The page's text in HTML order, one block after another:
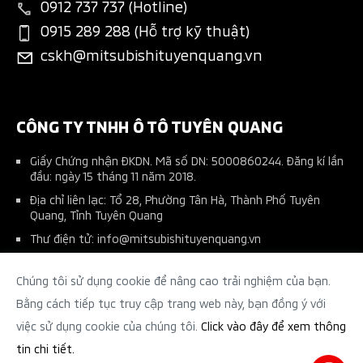
All-New Triton
Pajero Sport
Đăng ký lái thử
Phụ kiện chính hãng
Ứng dụng Mitsubishi Connect+
Tin tuyển dụng
0912 737 737 (Hotline)
0915 289 288 (Hỗ trợ kỹ thuật)
cskh@mitsubishituyenquang.vn
CÔNG TY TNHH Ô TÔ TUYÊN QUANG
Giấy Chứng nhận ĐKDN. Mã số DN: 5000860244. Đăng kí lần
đầu: ngày 15 tháng 11 năm 2018.
Địa chỉ liên lạc: Tổ 28, Phường Tân Hà, Thành Phố Tuyên
Quang, Tỉnh Tuyên Quang
Thư điện tử: info@mitsubishituyenquang.vn
Tên người chịu trách nhiệm: Phạm Văn Tùng – Giám Đốc
Makerting
Chúng tôi sử dụng cookie để nâng cao trải nghiệm của bạn.
Bằng cách tiếp tục truy cập trang web này, bạn đồng ý với
việc sử dụng cookie của chúng tôi. Click vào đây để xem thông
tin chi tiết.